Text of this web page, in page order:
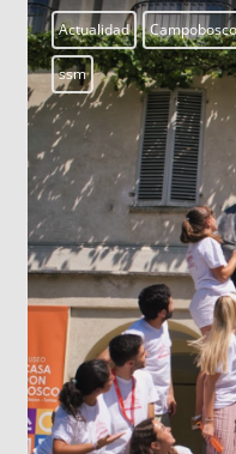
Aprendiendo a
LOS DATOS
IDENTIDAD